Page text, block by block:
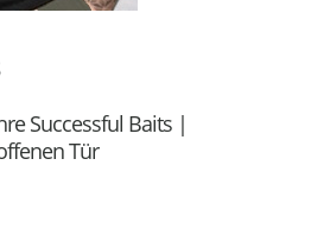
Successful Baits |
Tür